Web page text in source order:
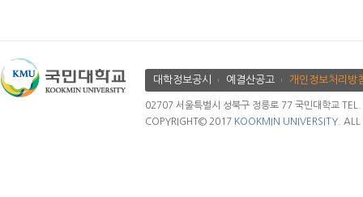
대학정보공시 예결산공고 개인정보처리방
02707 서울특별시 성북구 정릉로 77 국민대학교
COPYRIGHT© 2017 KOOKMIN UNIVERSITY. ALL